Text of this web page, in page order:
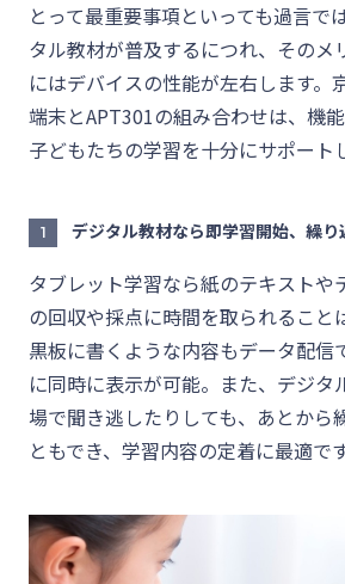
とって最重要事項といっても過言で
タル教材が普及するにつれ、そのメ
にはデバイスの性能が左右します。
端末とAPT301の組み合わせは、機
子どもたちの学習を十分にサポート
1 デジタル教材なら即学習開始、繰り
タブレット学習なら紙のテキストや
の回収や採点に時間を取られること
黒板に書くような内容もデータ配信
に同時に表示が可能。また、デジタ
場で聞き逃したりしても、あとから
ともでき、学習内容の定着に最適です